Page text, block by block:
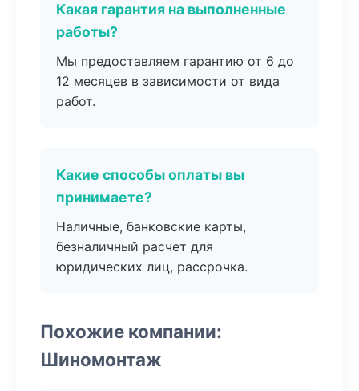
Какая гарантия на выполненные
работы?
Мы предоставляем гарантию от 6 до
12 месяцев в зависимости от вида
работ.
Какие способы оплаты вы
принимаете?
Наличные, банковские карты,
безналичный расчет для
юридических лиц, рассрочка.
Похожие компании:
Шиномонтаж